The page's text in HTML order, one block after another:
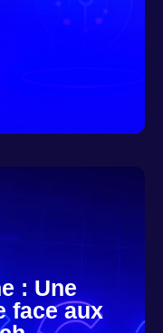
: Une
face aux